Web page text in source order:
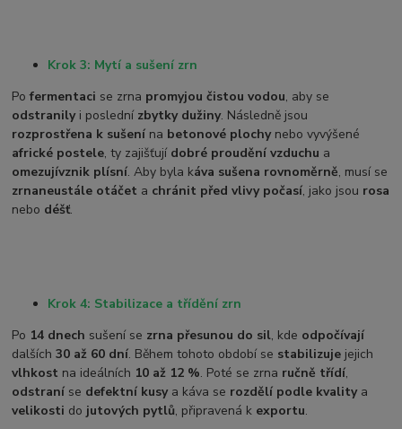
Krok 3: Mytí a sušení zrn
Pofermentaci se zrna promyjou čistou vodou, aby se
odstranilyi poslední zbytky dužiny. Následně jsou
rozprostřena k sušení na betonové plochynebo vyvýšené
africké postele, ty zajišťují dobré proudění vzduchu a
omezujívznik plísní. Aby byla káva sušena rovnoměrně, musí se
zrnaneustále otáčet a chránit před vlivy počasí, jako jsou rosa
nebo déšť.
Krok 4: Stabilizace a třídění zrn
Po 14 dnech sušení se zrna přesunou do sil, kde odpočívají
dalších30 až 60 dní. Během tohoto období se stabilizuje jejich
vlhkost na ideálních 10 až 12 %. Poté se zrna ručně třídí,
odstraní se defektní kusya káva se rozdělí podle kvalitya
velikosti do jutových pytlů, připravená k exportu.